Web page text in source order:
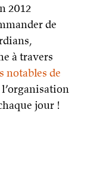
2012
de
à travers
notables de
l’organisation
jour !